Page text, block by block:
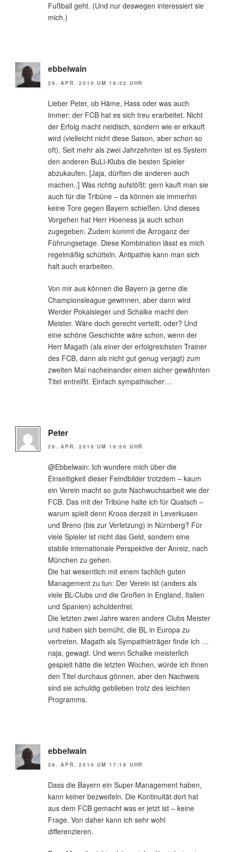
Fußball geht. (Und nur deswegen interessiert sie
mich.)
ebbelwain
26. APR. 2010 UM 16:32 UHR
Lieber Peter, ob Häme, Hass oder was auch
immer: der FCB hat es sich treu erarbeitet. Nicht
der Erfolg macht neidisch, sondern wie er erkauft
wird (vielleicht nicht diese Saison, aber schon so
oft). Seit mehr als zwei Jahrzehnten ist es System
den anderen BuLi-Klubs die besten Spieler
abzukaufen. [Jaja, dürften die anderen auch
machen..] Was richtig aufstößt: gern kauft man sie
auch für die Tribüne – da können sie immerhin
keine Tore gegen Bayern schießen. Und dieses
Vorgehen hat Herr Hoeness ja auch schon
zugegeben. Zudem kommt die Arroganz der
Führungsetage. Diese Kombination lässt es mich
regelmäßig schütteln. Antipathie kann man sich
halt auch erarbeiten.
Von mir aus können die Bayern ja gerne die
Championsleague gewinnen, aber dann wird
Werder Pokalsieger und Schalke macht den
Meister. Wäre doch gerecht verteilt, oder? Und
eine schöne Geschichte wäre schon, wenn der
Herr Magath (als einer der erfolgreichsten Trainer
des FCB, dann als nicht gut genug verjagt) zum
zweiten Mal nacheinander einen sicher gewähnten
Titel entreißt. Einfach sympathischer…
Peter
26. APR. 2010 UM 16:50 UHR
@Ebbelwain: Ich wundere mich über die
Einseitigkeit dieser Feindbilder trotzdem – kaum
ein Verein macht so gute Nachwuchsarbeit wie der
FCB. Das mit der Tribüne halte ich für Quatsch –
warum spielt denn Kroos derzeit in Leverkusen
und Breno (bis zur Verletzung) in Nürnberg? Für
viele Spieler ist nicht das Geld, sondern eine
stabile internationale Perspektive der Anreiz, nach
München zu gehen.
Die hat wesentlich mit einem fachlich guten
Management zu tun: Der Verein ist (anders als
viele BL-Clubs und die Großen in England, Italien
und Spanien) schuldenfrei.
Die letzten zwei Jahre waren andere Clubs Meister
und haben sich bemüht, die BL in Europa zu
vertreten. Magath als Sympathieträger finde ich …
naja, gewagt. Und wenn Schalke meisterlich
gespielt hätte die letzten Wochen, würde ich ihnen
den Titel durchaus gönnen, aber den Nachweis
sind sie schuldig geblieben trotz des leichten
Programms.
ebbelwain
26. APR. 2010 UM 17:18 UHR
Dass die Bayern ein Super-Management haben,
kann keiner bezweifeln. Die Kontinuität dort hat
aus dem FCB gemacht was er jetzt ist – keine
Frage. Von daher kann ich sehr wohl
differenzieren.